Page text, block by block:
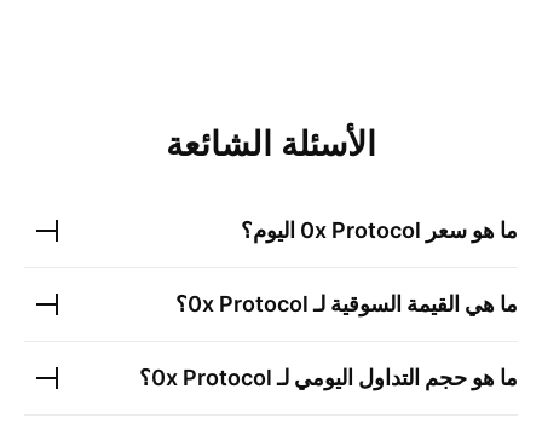
الأسئلة الشائعة
ما هو سعر 0x Protocol اليوم؟
ما هي القيمة السوقية لـ0x Protocol ؟
ما هو حجم التداول اليومي لـ0x Protocol ؟